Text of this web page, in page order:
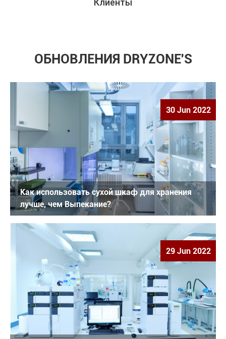
Клиенты
ОБНОВЛЕНИЯ DRYZONE'S
30 Jun 2022
Как использовать сухой шкаф для хранения
лучше, чем Выпекание?
29 Jun 2022